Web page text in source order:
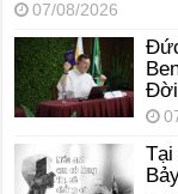
07/08/2026
Đời
Tại